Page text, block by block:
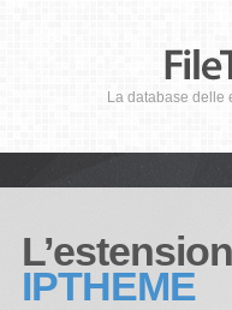
La database delle
IPTHEME